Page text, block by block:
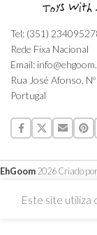
Tel: (351)
Rede Fixa Nacional
Email:
Rua José Afonso,
Portugal
EhGoom2026 Criado por
Este site utiliza